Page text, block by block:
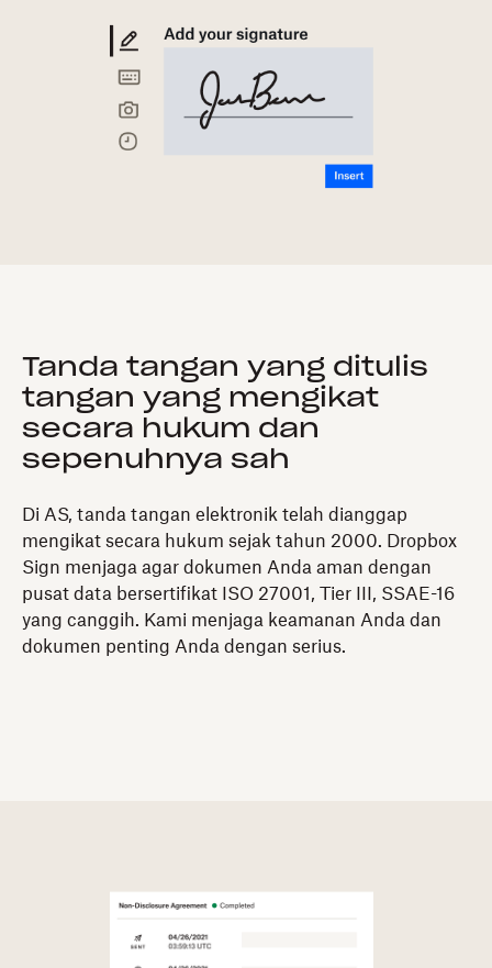
Tanda tangan yang ditulis
tangan yang mengikat
secara hukum dan
sepenuhnya sah
Di AS, tanda tangan elektronik telah dianggap
mengikat secara hukum sejak tahun 2000. Dropbox
Sign menjaga agar dokumen Anda aman dengan
pusat data bersertifikat ISO 27001, Tier III, SSAE-16
yang canggih. Kami menjaga keamanan Anda dan
dokumen penting Anda dengan serius.